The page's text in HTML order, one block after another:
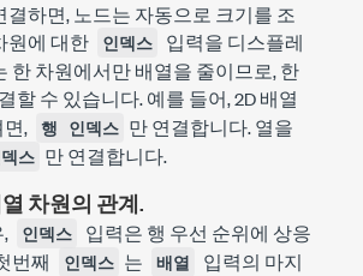
결하면, 노드는 자동으로 크기를 조
원에 대한 인덱스 입력을 디스플레
한 차원에서만 배열을 줄이므로, 한
할 수 있습니다. 예를 들어, 2D 배열
, 행 인덱스 만 연결합니다. 열을
스 만 연결합니다.
차원의 관계.
인덱스 입력은 행 우선 순위에 상응
번째
인덱스 는 배열
입력의 마지